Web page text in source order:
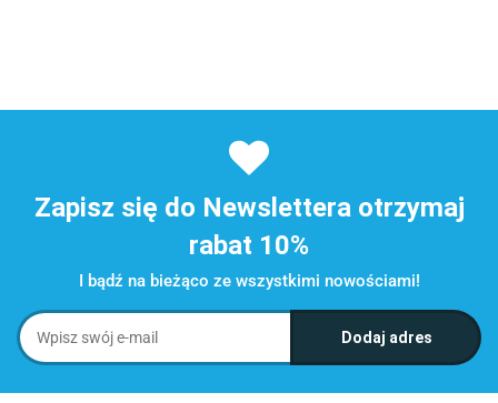
Zapisz się do Newslettera otrzymaj
rabat 10%
I bądź na bieżąco ze wszystkimi nowościami!